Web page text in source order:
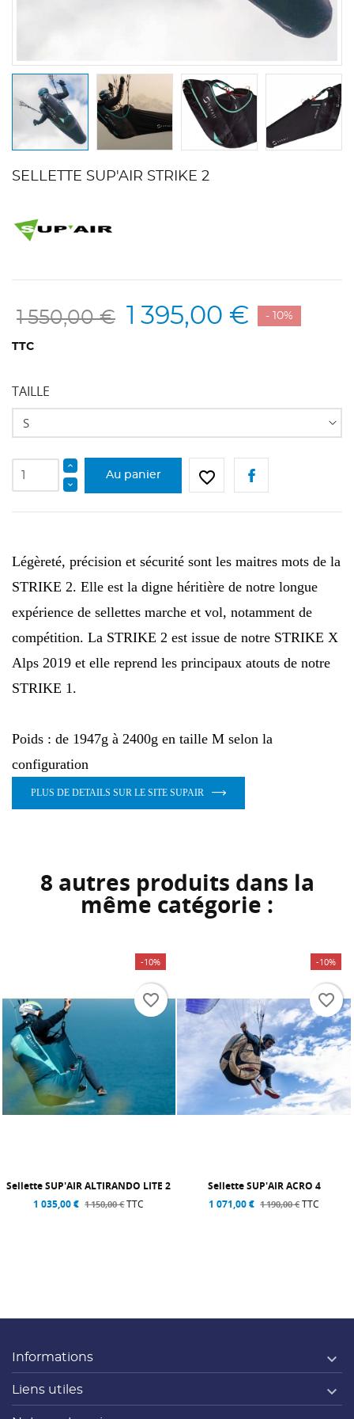
SELLETTE SUP'AIR STRIKE 2
1 550,00 € 1 395,00 € - 10%
TTC
TAILLE
Au panier favorite_border
Légèreté, précision et sécurité sont les maitres mots de la
STRIKE 2. Elle est la digne héritière de notre longue
expérience de sellettes marche et vol, notamment de
compétition. La STRIKE 2 est issue de notre STRIKE X
Alps 2019 et elle reprend les principaux atouts de notre
STRIKE 1.
Poids : de 1947g à 2400g en taille M selon la
configuration
PLUS DE DETAILS SUR LE SITE SUPAIR
8 autres produits dans la
même catégorie :
-10%
Sellette SUP'AIR ALTIRANDO LITE 2
1 035,00 € 1 150,00 €TTC
favorite_border
-10%
Sellette SUP'AIR ACRO 4
1 071,00 € 1 190,00 € TTC
favorite_border
Informations 
Liens utiles 
AJOUTER À MA LISTE D'ENVIES
CRÉER UNE LISTE D'ENVIES
NOM DE LA LISTE D'ENVIES
Annuler Créer une liste d'envies
Vous devez être connecté pour ajouter des produits